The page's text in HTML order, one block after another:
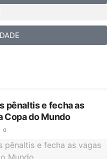
pênaltis e fecha as
Copa do Mundo
0